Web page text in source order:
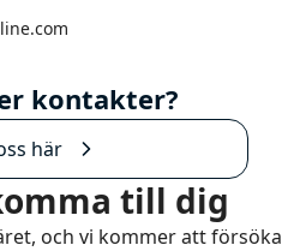
kontakter?
här
till dig
och vi kommer att försöka